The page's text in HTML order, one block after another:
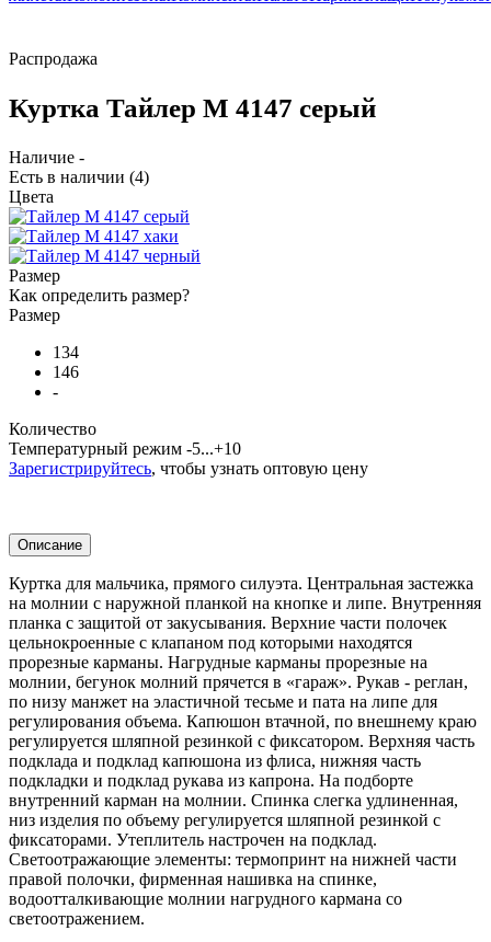
Распродажа
Куртка Тайлер М 4147 серый
Наличие -
Есть в наличии (4)
Цвета
Размер
Как определить размер?
Размер
134
146
-
Количество
Температурный режим -5...+10
Зарегистрируйтесь, чтобы узнать оптовую цену
Описание
Куртка для мальчика, прямого силуэта. Центральная застежка
на молнии с наружной планкой на кнопке и липе. Внутренняя
планка с защитой от закусывания. Верхние части полочек
цельнокроенные с клапаном под которыми находятся
прорезные карманы. Нагрудные карманы прорезные на
молнии, бегунок молний прячется в «гараж». Рукав - реглан,
по низу манжет на эластичной тесьме и пата на липе для
регулирования объема. Капюшон втачной, по внешнему краю
регулируется шляпной резинкой с фиксатором. Верхняя часть
подклада и подклад капюшона из флиса, нижняя часть
подкладки и подклад рукава из капрона. На подборте
внутренний карман на молнии. Спинка слегка удлиненная,
низ изделия по объему регулируется шляпной резинкой с
фиксаторами. Утеплитель настрочен на подклад.
Светоотражающие элементы: термопринт на нижней части
правой полочки, фирменная нашивка на спинке,
водоотталкивающие молнии нагрудного кармана со
светоотражением.